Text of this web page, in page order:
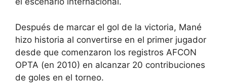
Después de marcar el gol de la victoria, Mané
hizo historia al convertirse en el primer jugador
desde que comenzaron los registros AFCON
OPTA (en 2010) en alcanzar 20 contribuciones
de goles en el torneo.